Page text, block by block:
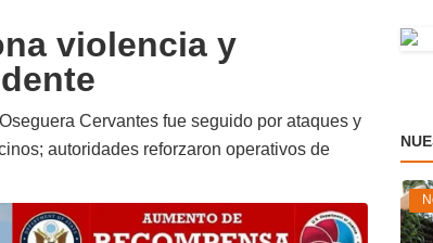
violencia y
Cervantes fue seguido por ataques y
autoridades reforzaron operativos de